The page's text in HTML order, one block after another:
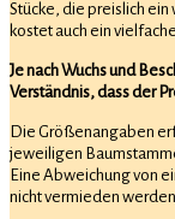
Stücke, die preislich
kostet auch ein
Je nach Wuchs und
Verständnis, dass der
Die Größenangaben
jeweiligen
Eine Abweichung von
nicht vermieden